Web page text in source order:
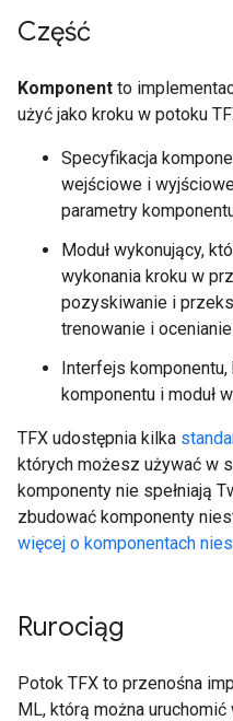
Część
Komponent to
użyć jako kroku w potoku
Specyfikacja
wejściowe i
parametry
Moduł wykonujący,
wykonania kroku w
pozyskiwanie i
trenowanie i
Interfejs
komponentu i moduł
TFX udostępnia kilka
których możesz używać w
komponenty nie spełniają
zbudować komponenty
więcej o komponentach
Rurociąg
Potok TFX to przenośna
ML, którą można